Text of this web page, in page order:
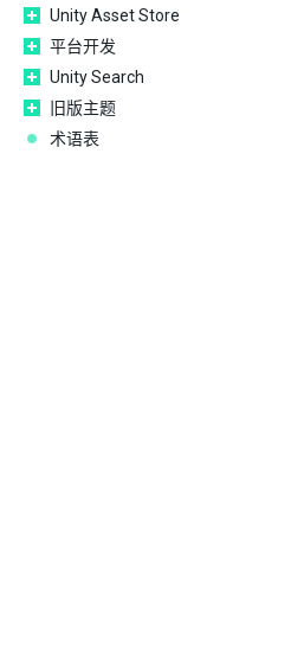
Unity Asset Store
平台开发
Unity Search
旧版主题
术语表